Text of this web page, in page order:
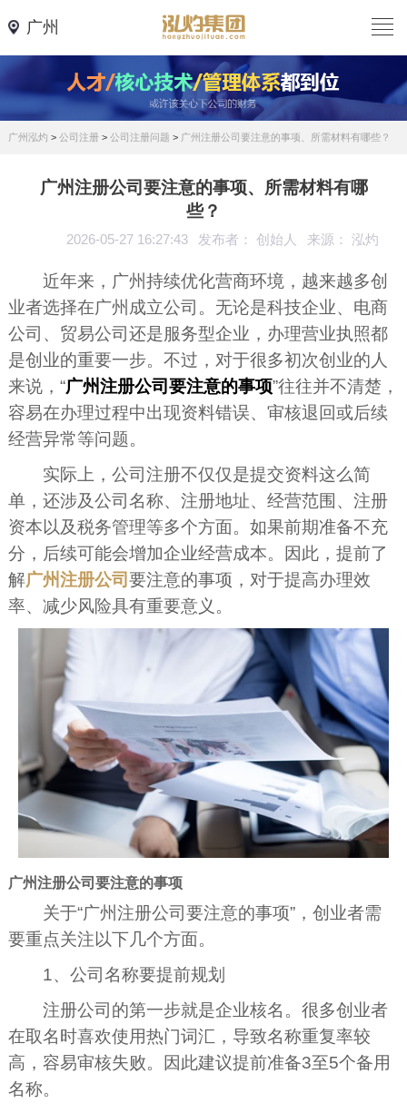
广州
广州泓灼 > 公司注册> 公司注册问题 > 广州注册公司要注意的事项、所需材料有哪些？
广州注册公司要注意的事项、所需材料有哪
些？
2026-05-27 16:27:43 发布者： 创始人 来源： 泓灼
近年来，广州持续优化营商环境，越来越多创
业者选择在广州成立公司。无论是科技企业、电商
公司、贸易公司还是服务型企业，办理营业执照都
是创业的重要一步。不过，对于很多初次创业的人
来说，“广州注册公司要注意的事项”往往并不清楚，
容易在办理过程中出现资料错误、审核退回或后续
经营异常等问题。
实际上，公司注册不仅仅是提交资料这么简
单，还涉及公司名称、注册地址、经营范围、注册
资本以及税务管理等多个方面。如果前期准备不充
分，后续可能会增加企业经营成本。因此，提前了
解广州注册公司 要注意的事项，对于提高办理效
率、减少风险具有重要意义。
广州注册公司要注意的事项
关于“广州注册公司要注意的事项”，创业者需
要重点关注以下几个方面。
1、公司名称要提前规划
注册公司的第一步就是企业核名。很多创业者
在取名时喜欢使用热门词汇，导致名称重复率较
高，容易审核失败。因此建议提前准备3至5个备用
名称。